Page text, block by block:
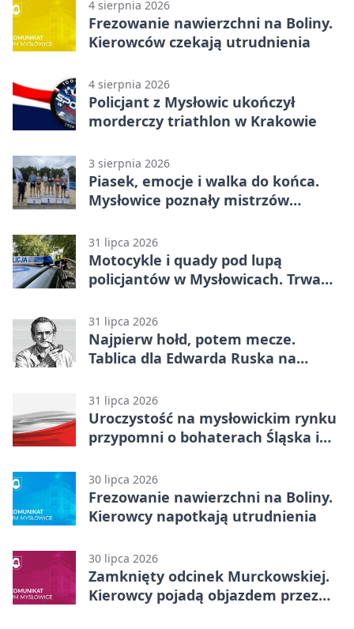
4 sierpnia 2026
Frezowanie nawierzchni na Boliny.
Kierowców czekają utrudnienia
4 sierpnia 2026
Policjant z Mysłowic ukończył
morderczy triathlon w Krakowie
3 sierpnia 2026
Piasek, emocje i walka do końca.
Mysłowice poznały mistrzów
31 lipca 2026
Motocykle i quady pod lupą
policjantów w Mysłowicach. Trwa
31 lipca 2026
Najpierw hołd, potem mecze.
Tablica dla Edwarda Ruska na
31 lipca 2026
Uroczystość na mysłowickim rynku
przypomni o bohaterach Śląska i
30 lipca 2026
Frezowanie nawierzchni na Boliny.
Kierowcy napotkają utrudnienia
30 lipca 2026
Zamknięty odcinek Murckowskiej.
Kierowcy pojadą objazdem przez